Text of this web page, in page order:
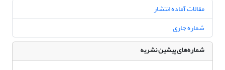
مقالات آماده انتشار
شماره جاری
شماره‌های پیشین نشریه